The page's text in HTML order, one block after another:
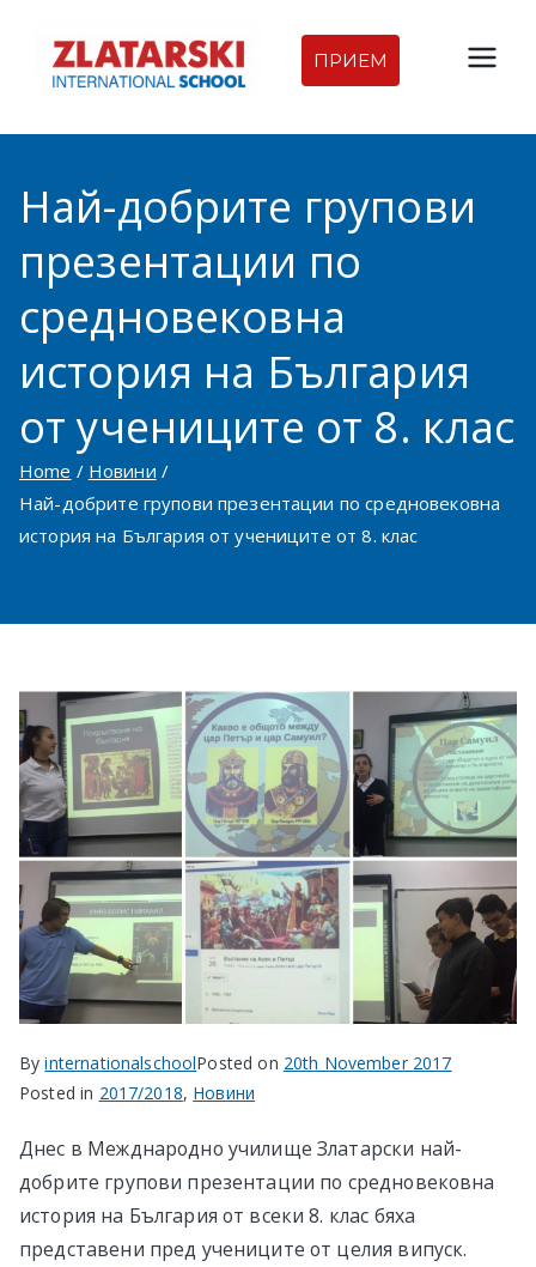
content
Междуна
родна
гимназия
Златарск
и |
Междуна
родно
училище
ПРИЕМ
Най-добрите групови
презентации по
средновековна
история на България
от учениците от 8. клас
Home
Новини
Най-добрите групови презентации по средновековна
история на България от учениците от 8. клас
ByinternationalschoolPosted on 20th November 2017
Posted in 2017/2018, Новини
Днес в Межднародно училище Златарски най-
добрите групови презентации по средновековна
история на България от всеки 8. клас бяха
представени пред учениците от целия випуск.